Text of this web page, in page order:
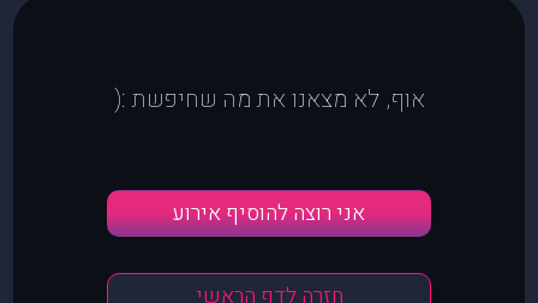
אוף, לא מצאנו את מה שחיפשת :(
אני רוצה להוסיף אירוע
חזרה לדף הראשי